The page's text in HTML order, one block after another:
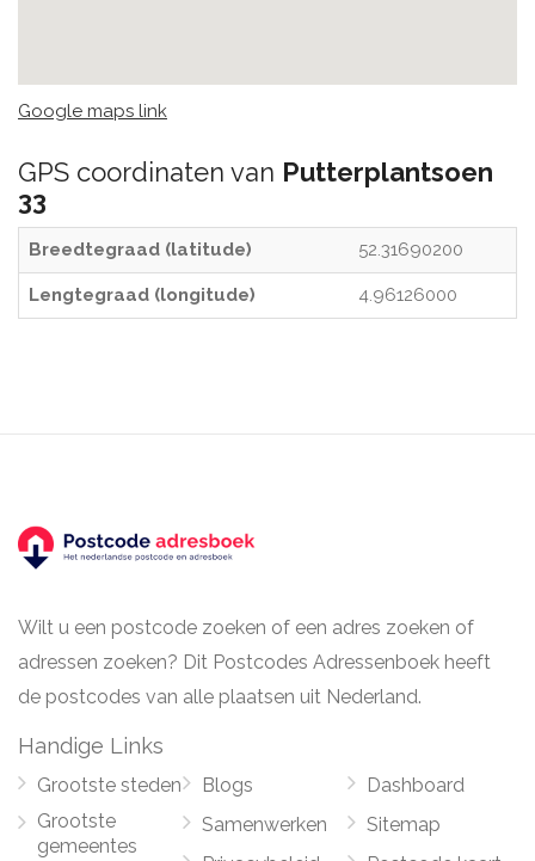
Google maps link
GPS coordinaten van Putterplantsoen
33
Breedtegraad (latitude) 52.31690200
Lengtegraad (longitude) 4.96126000
Wilt u een postcode zoeken of een adres zoeken of
adressen zoeken? Dit Postcodes Adressenboek heeft
de postcodes van alle plaatsen uit Nederland.
Handige Links
Grootste steden
Grootste
gemeentes
Blogs
Samenwerken
Dashboard
Sitemap